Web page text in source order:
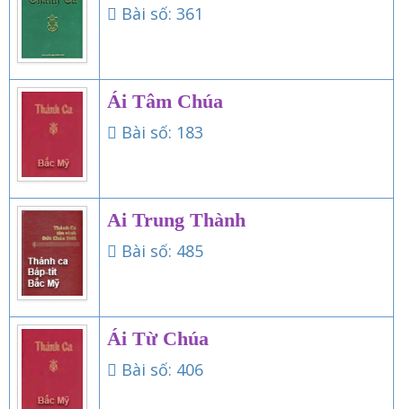
Bài số: 361
Ái Tâm Chúa
Bài số: 183
Ai Trung Thành
Bài số: 485
Ái Từ Chúa
Bài số: 406